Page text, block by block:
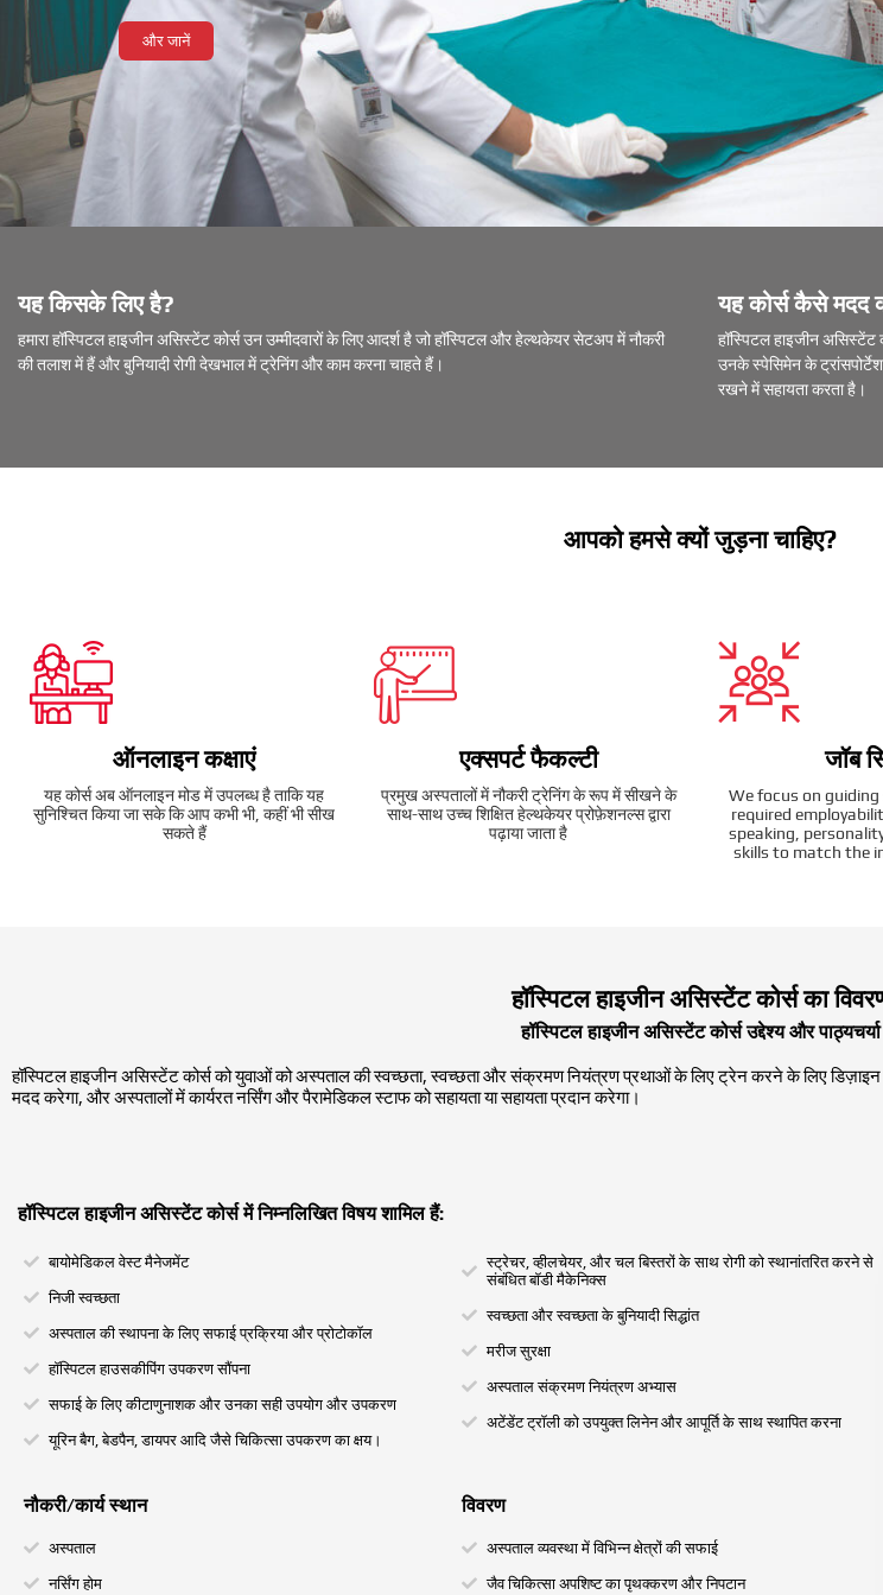
और जानें
यह किसके लिए है?
हमारा हॉस्पिटल हाइजीन असिस्टेंट कोर्स उन उम्मीदवारों के लिए आदर्श है जो हॉस्पिटल और हेल्थकेयर सेटअप में नौकरी
की तलाश में हैं और बुनियादी रोगी देखभाल में ट्रेनिंग और काम करना चाहते हैं।
यह कोर्स कैसे मदद
हॉस्पिटल हाइजीन असिस्टेंट
उनके स्पेसिमेन के
रखने में सहायता करता है।
आपको हमसे क्यों जुड़ना चाहिए?
ऑनलाइन कक्षाएं
यह कोर्स अब ऑनलाइन मोड में उपलब्ध है ताकि यह
सुनिश्चित किया जा सके कि आप कभी भी, कहीं भी सीख
सकते हैं
एक्सपर्ट फैकल्टी
प्रमुख अस्पतालों में नौकरी ट्रेनिंग के रूप में सीखने के
साथ-साथ उच्च शिक्षित हेल्थकेयर प्रोफ़ेशनल्स द्वारा
पढ़ाया जाता है
जॉब
We focus on
required
speaking,
skills to match the
हॉस्पिटल हाइजीन असिस्टेंट कोर्स का
हॉस्पिटल हाइजीन असिस्टेंट कोर्स उद्देश्य और पाठ्यचर्या
हॉस्पिटल हाइजीन असिस्टेंट कोर्स को युवाओं को अस्पताल की स्वच्छता, स्वच्छता और संक्रमण नियंत्रण प्रथाओं के लिए ट्रेन करने के लिए
मदद करेगा, और अस्पतालों में कार्यरत नर्सिंग और पैरामेडिकल स्टाफ को सहायता या सहायता प्रदान करेगा।
हॉस्पिटल हाइजीन असिस्टेंट कोर्स में निम्नलिखित विषय शामिल हैं:
बायोमेडिकल वेस्ट मैनेजमेंट
निजी स्वच्छता
अस्पताल की स्थापना के लिए सफाई प्रक्रिया और प्रोटोकॉल
हॉस्पिटल हाउसकीपिंग उपकरण सौंपना
सफाई के लिए कीटाणुनाशक और उनका सही उपयोग और उपकरण
यूरिन बैग, बेडपैन, डायपर आदि जैसे चिकित्सा उपकरण का क्षय।
स्ट्रेचर, व्हीलचेयर, और चल बिस्तरों के साथ रोगी को स्थानांतरित करने से
संबंधित बॉडी मैकेनिक्स
स्वच्छता और स्वच्छता के बुनियादी सिद्धांत
मरीज सुरक्षा
अस्पताल संक्रमण नियंत्रण अभ्यास
अटेंडेंट ट्रॉली को उपयुक्त लिनेन और आपूर्ति के साथ स्थापित करना
नौकरी/कार्य स्थान
अस्पताल
नर्सिंग होम
विवरण
अस्पताल व्यवस्था में विभिन्न क्षेत्रों की सफाई
जैव चिकित्सा अपशिष्ट का पृथक्करण और निपटान